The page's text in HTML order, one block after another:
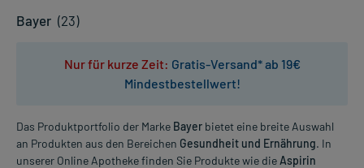
Bayer (23)
Nur für kurze Zeit: Gratis-Versand* ab 19€
Mindestbestellwert!
Das Produktportfolio der Marke Bayer bietet eine breite Auswahl
an Produkten aus den Bereichen Gesundheit und Ernährung. In
unserer Online Apotheke finden Sie Produkte wie die Aspirin